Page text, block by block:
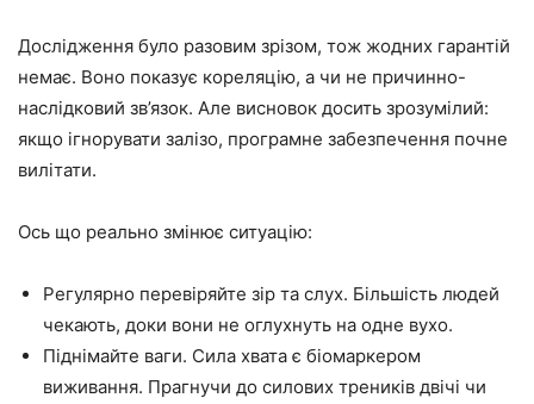
Дослідження було разовим зрізом, тож жодних гарантій
немає. Воно показує кореляцію, а чи не причинно-
наслідковий зв’язок. Але висновок досить зрозумілий:
якщо ігнорувати залізо, програмне забезпечення почне
вилітати.
Ось що реально змінює ситуацію:
Регулярно перевіряйте зір та слух. Більшість людей
чекають, доки вони не оглухнуть на одне вухо.
Піднімайте ваги. Сила хвата є біомаркером
виживання. Прагнучи до силових треників двічі чи